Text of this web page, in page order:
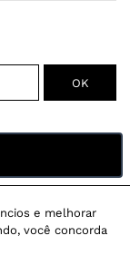
e melhorar
você concorda